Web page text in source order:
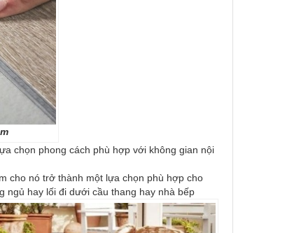
chọn phong cách phù hợp với không gian nội
cho nó trở thành một lựa chọn phù hợp cho
ngủ hay lối đi dưới cầu thang hay nhà bếp